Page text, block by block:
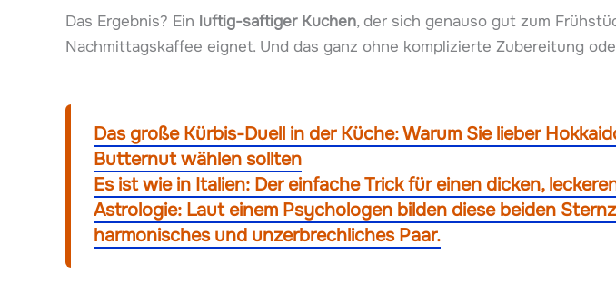
Das Ergebnis? Ein luftig-saftiger Kuchen, der sich genauso gut zum
Nachmittagskaffee eignet. Und das ganz ohne komplizierte Zubereitung
Das große Kürbis-Duell in der Küche: Warum Sie lieber
Butternut wählen sollten
Es ist wie in Italien: Der einfache Trick für einen dicken,
Astrologie: Laut einem Psychologen bilden diese beiden
harmonisches und unzerbrechliches Paar.